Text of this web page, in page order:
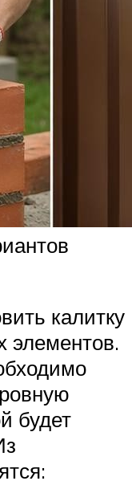
калитку
элементов.
будет